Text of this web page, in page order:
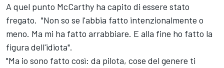
A quel punto McCarthy ha capito di essere stato
fregato. "Non so se l'abbia fatto intenzionalmente o
meno. Ma mi ha fatto arrabbiare. E alla fine ho fatto la
figura dell'idiota".
"Ma io sono fatto così: da pilota, cose del genere ti